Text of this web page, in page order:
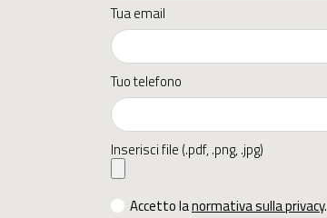
Tua email
Tuo telefono
Inserisci file (.pdf, .png, .jpg)
Accetto lanormativa sulla privacy.